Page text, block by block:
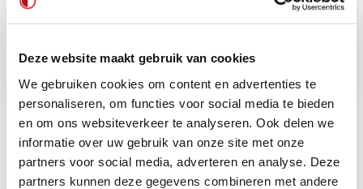
Deze website maakt gebruik van cookies
We gebruiken cookies om content en advertenties te
personaliseren, om functies voor social media te bieden
en om ons websiteverkeer te analyseren. Ook delen we
informatie over uw gebruik van onze site met onze
partners voor social media, adverteren en analyse. Deze
partners kunnen deze gegevens combineren met andere
Type e-NSC Type e-SH